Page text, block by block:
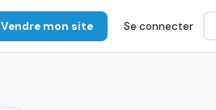
Vendre mon site Se connecter